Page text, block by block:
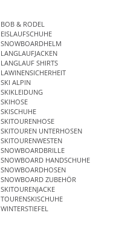
BOB & RODEL
EISLAUFSCHUHE
SNOWBOARDHELM
LANGLAUFJACKEN
LANGLAUF SHIRTS
LAWINENSICHERHEIT
SKI ALPIN
SKIKLEIDUNG
SKIHOSE
SKISCHUHE
SKITOURENHOSE
SKITOUREN UNTERHOSEN
SKITOURENWESTEN
SNOWBOARDBRILLE
SNOWBOARD HANDSCHUHE
SNOWBOARDHOSEN
SNOWBOARD ZUBEHÖR
SKITOURENJACKE
TOURENSKISCHUHE
WINTERSTIEFEL